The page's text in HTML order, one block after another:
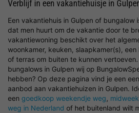
Verblijf in een vakantiehuisje in
Een vakantiehuis in Gulpen of bungalow
dat men huurt om de vakantie door te
vakantiewoning beschikt over het
woonkamer, keuken, slaapkamer(s),
of terras om buiten te kunnen
bungalows in Gulpen wij op
hebben? Op deze pagina vind je een
aanbod aan vakantiehuizen in Gulpen.
een goedkoop weekendje weg,
weg in Nederland of het buitenland wilt